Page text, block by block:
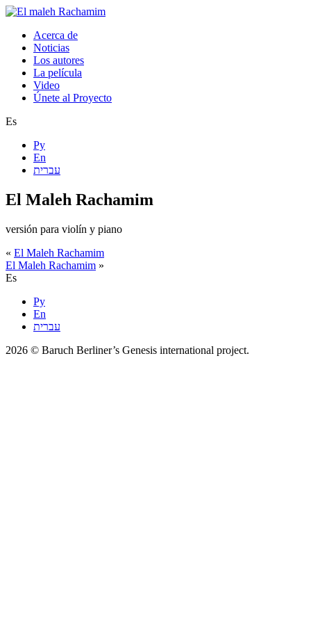
Acerca de
Noticias
Los autores
La película
Video
Únete al Proyecto
Es
Ру
En
עברית
El Maleh Rachamim
versión para violín y piano
« El Maleh Rachamim
El Maleh Rachamim »
Es
Ру
En
עברית
2026 © Baruch Berliner’s Genesis international project.